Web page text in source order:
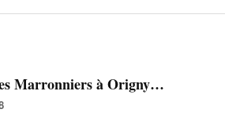
Marronniers à Origny…